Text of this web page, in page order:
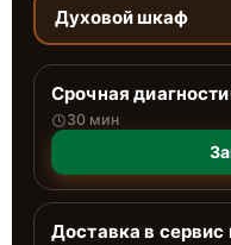
Духовой шкаф
Срочная
30 мин
Доставка в сервис